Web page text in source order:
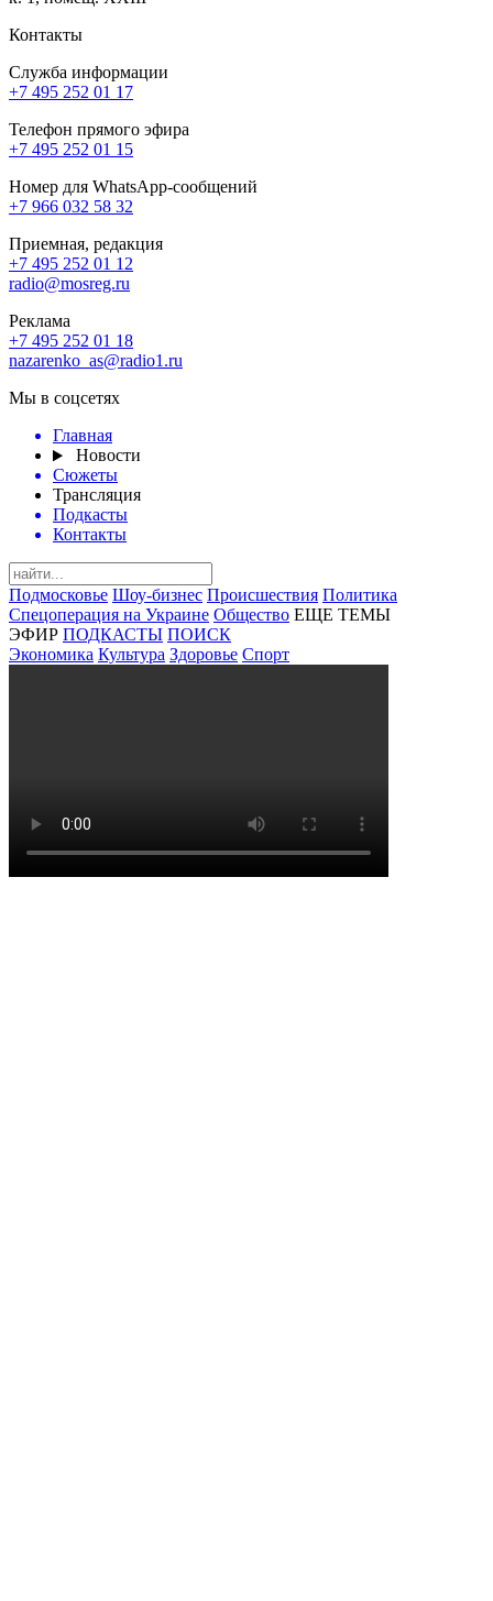
Контакты
Служба информации
+7 495 252 01 17
Телефон прямого эфира
+7 495 252 01 15
Номер для WhatsApp-сообщений
+7 966 032 58 32
Приемная, редакция
+7 495 252 01 12
radio@mosreg.ru
Реклама
+7 495 252 01 18
nazarenko_as@radio1.ru
Мы в соцсетях
Главная
Новости
Сюжеты
Трансляция
Подкасты
Контакты
Подмосковье Шоу-бизнес Происшествия Политика
Спецоперация на Украине Общество ЕЩЕ ТЕМЫ
ЭФИР ПОДКАСТЫ ПОИСК
Экономика Культура Здоровье Спорт